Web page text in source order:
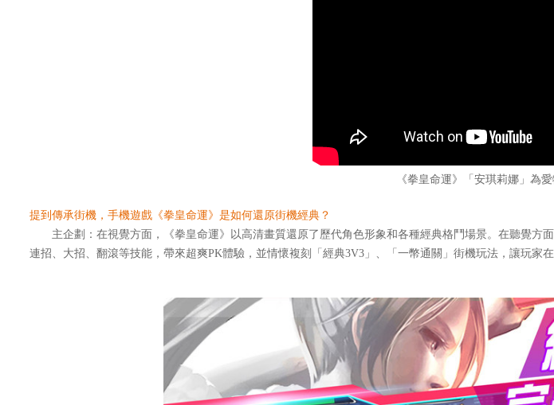
《拳皇命運》「安琪莉娜」為
提到傳承街機，手機遊戲《拳皇命運》是如何還原街機經典？
主企劃：在視覺方面，《拳皇命運》以高清畫質還原了歷代角色形象和各種經典格鬥場景。在聽覺方
連招、大招、翻滾等技能，帶來超爽PK體驗，並情懷複刻「經典3V3」、「一幣通關」街機玩法，讓玩家